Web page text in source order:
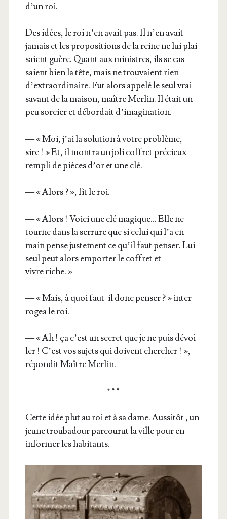
d’un roi.
Des idées, le roi n’en avait pas. Il n’en avait
jamais et les pro­po­si­tions de la reine ne lui plai­
saient guère. Quant aux ministres, ils se cas­
saient bien la tête, mais ne trou­vaient rien
d’extraordinaire. Fut alors appe­lé le seul vrai
savant de la mai­son, maître Mer­lin. Il était un
peu sor­cier et débor­dait d’imagination.
— « Moi, j’ai la solu­tion à votre pro­blème,
sire ! » Et, il mon­tra un joli cof­fret pré­cieux
rem­pli de pièces d’or et une clé.
— « Alors ? », fit le roi.
— « Alors ! Voi­ci une clé magique… Elle ne
tourne dans la ser­rure que si celui qui l’a en
main pense jus­te­ment ce qu’il faut pen­ser. Lui
seul peut alors empor­ter le cof­fret et
vivre riche. »
— « Mais, à quoi faut-il donc pen­ser ? » inter­
ro­gea le roi.
— « Ah ! ça c’est un secret que je ne puis dévoi­
ler ! C’est vos sujets qui doivent cher­cher ! »,
répon­dit Maître Merlin.
* * *
Cette idée plut au roi et à sa dame. Aus­si­tôt , un
jeune trou­ba­dour par­cou­rut la ville pour en
infor­mer les habitants.